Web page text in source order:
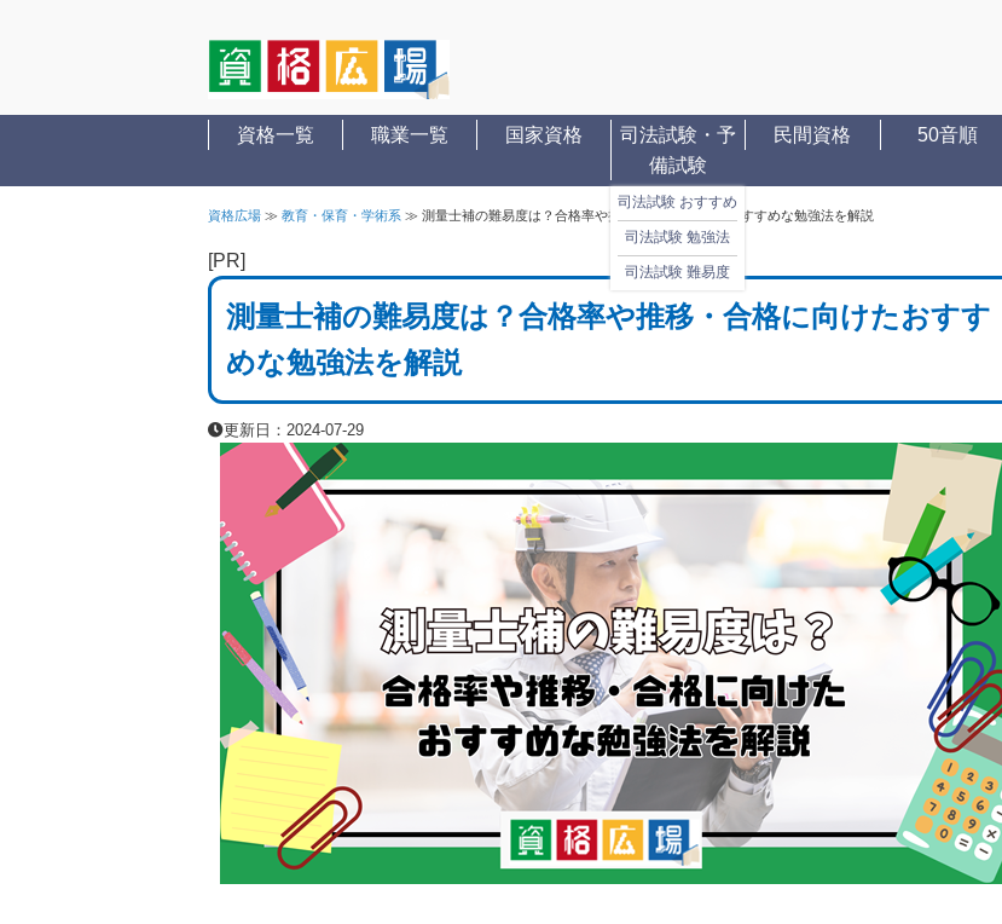
資格一覧 職業一覧 国家資格
司法試験・予
備試験
司法試験 おすすめ
司法試験 勉強法
司法試験 難易度
民間資格 50音順
資格広場 ≫ 教育・保育・学術系 ≫ 測量士補の難易度は？合格率や推移・合格に向けたおすすめな勉強法を解説
[PR]
測量士補の難易度は？合格率や推移・合格に向けたおすす
めな勉強法を解説
更新日：2024-07-29